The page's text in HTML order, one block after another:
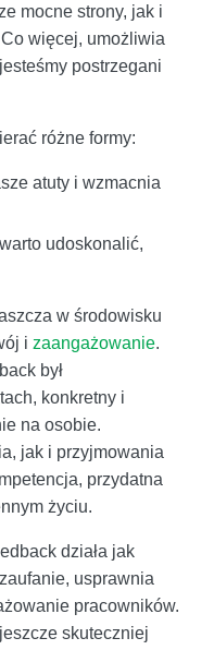
mocne strony, jak i
więcej, umożliwia
postrzegani
różne formy:
atuty i wzmacnia
udoskonalić,
w środowisku
i zaangażowanie.
był
konkretny i
na osobie.
jak i przyjmowania
przydatna
życiu.
działa jak
usprawnia
pracowników.
skuteczniej